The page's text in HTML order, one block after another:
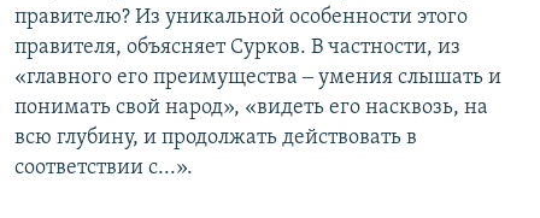
правителю? Из уникальной особенности этого
правителя, объясняет Сурков. В частности, из
«главного его преимущества ‒ умения слышать и
понимать свой народ», «видеть его насквозь, на
всю глубину, и продолжать действовать в
соответствии с...».